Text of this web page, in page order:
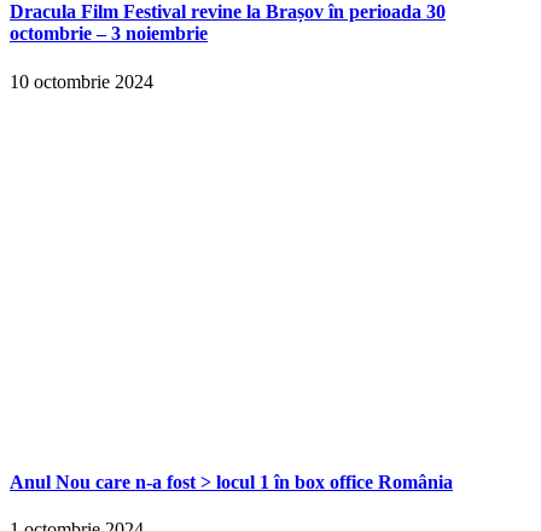
Dracula Film Festival revine la Brașov în perioada 30
octombrie – 3 noiembrie
10 octombrie 2024
Anul Nou care n-a fost > locul 1 în box office România